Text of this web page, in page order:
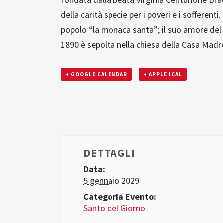
della carità specie per i poveri e i
popolo “la monaca santa”; il suo amore
1890 è sepolta nella chiesa della Casa
+ GOOGLE CALENDAR + APPLE ICAL
DETTAGLI
Data:
5 gennaio 2029
Categoria Evento:
Santo del Giorno